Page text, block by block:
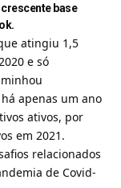
base
atingiu 1,5
e só
apenas um ano
ativos, por
em 2021.
relacionados
de Covid-